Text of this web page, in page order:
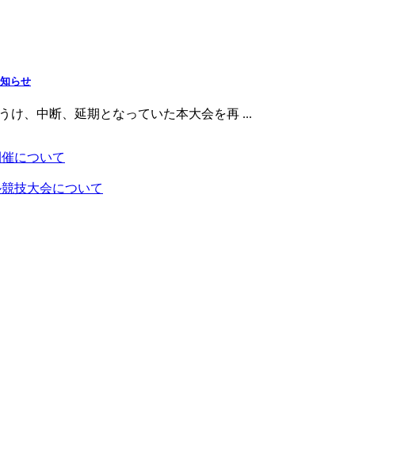
らせ
け、中断、延期となっていた本大会を再 ...
について
技大会について